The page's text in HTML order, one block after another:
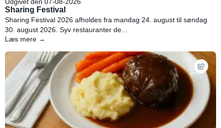
Sharing Festival
Sharing Festival 2026 afholdes fra mandag 24. august til søndag
30. august 2026. Syv restauranter de...
Læs mere →